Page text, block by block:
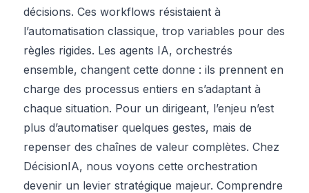
décisions. Ces workflows résistaient à
l’automatisation classique, trop variables pour des
règles rigides. Les agents IA, orchestrés
ensemble, changent cette donne : ils prennent en
charge des processus entiers en s’adaptant à
chaque situation. Pour un dirigeant, l’enjeu n’est
plus d’automatiser quelques gestes, mais de
repenser des chaînes de valeur complètes. Chez
DécisionIA, nous voyons cette orchestration
devenir un levier stratégique majeur. Comprendre